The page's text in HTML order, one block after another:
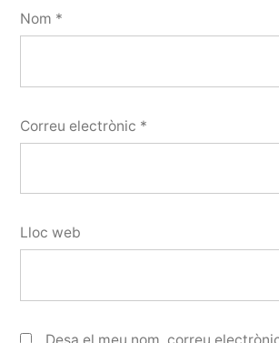
Nom *
Correu electrònic *
Lloc web